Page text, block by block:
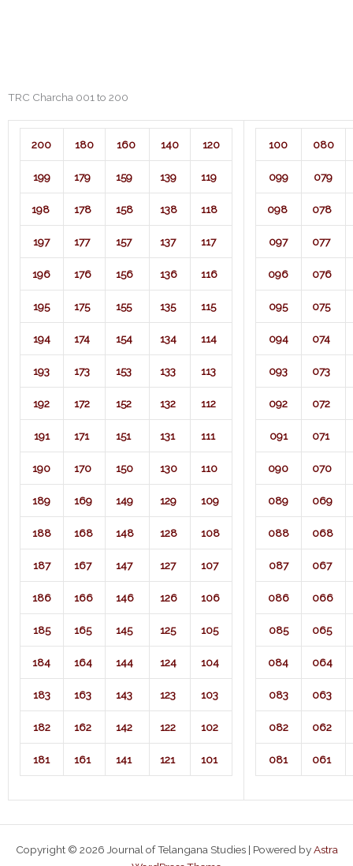
TRC Charcha 001 to 200
200 180 160 140 120
199 179 159 139 119
198 178 158 138 118
197 177 157 137 117
196 176 156 136 116
195 175 155 135 115
194 174 154 134 114
193 173 153 133 113
192 172 152 132 112
191 171 151 131 111
190 170 150 130 110
189 169 149 129 109
188 168 148 128 108
187 167 147 127 107
186 166 146 126 106
185 165 145 125 105
184 164 144 124 104
183 163 143 123 103
182 162 142 122 102
181 161 141 121 101
100 080
099 079
098 078
097 077
096 076
095 075
094 074
093 073
092 072
091 071​
090 070
089 069
088 068
087 067
086 066
085 065
084 064
083 063
082 062
081 061
Copyright © 2026 Journal of Telangana Studies | Powered byAstra